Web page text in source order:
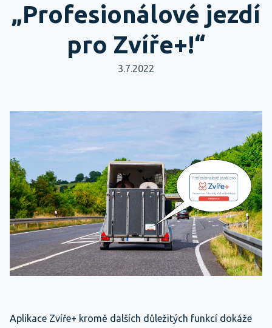
„Profesionálové jezdí
pro Zvíře+!“
3.7.2022
Aplikace Zvíře+ kromě dalších důležitých funkcí dokáže